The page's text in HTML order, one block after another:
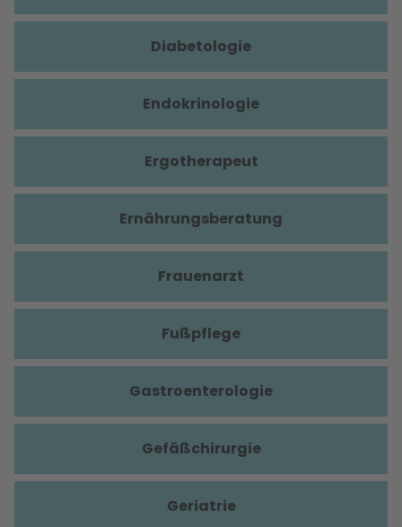
Diabetologie
Endokrinologie
Ergotherapeut
Ernährungsberatung
Frauenarzt
Fußpflege
Gastroenterologie
Gefäßchirurgie
Geriatrie